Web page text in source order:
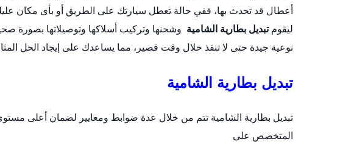
أعطال قد تحدث بها، ففي حالة تعطل سيارتك على الطريق أو بأى مكان
ليقومتبديل بطارية الشامية وشحنها وتركيب أسلاكها وتوصيلاتها بصورة
نوعية جيدة حتى لا تنفذ خلال وقت قصير، مما يساعدك على إيجاد الحل
تبديل بطارية الشامية
تبديل بطارية الشامية تتم من خلال عدة ضوابط ومعايير لضمان أعلى
المتخصص على